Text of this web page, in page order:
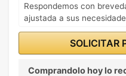
Respondemos con
ajustada a sus
SOLICITAR
Comprandolo hoy lo